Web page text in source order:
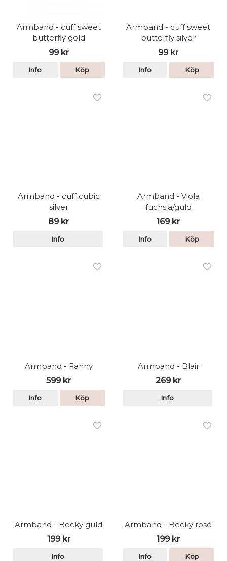
Armband - cuff sweet
butterfly gold
99 kr
Info Köp
Armband - cuff sweet
butterfly silver
99 kr
Info Köp
Armband - cuff cubic
silver
89 kr
Info
Armband - Viola
fuchsia/guld
169 kr
Info Köp
Armband - Fanny
599 kr
Info Köp
Armband - Blair
269 kr
Info
Armband - Becky guld
199 kr
Info
Armband - Becky rosé
199 kr
Info Köp